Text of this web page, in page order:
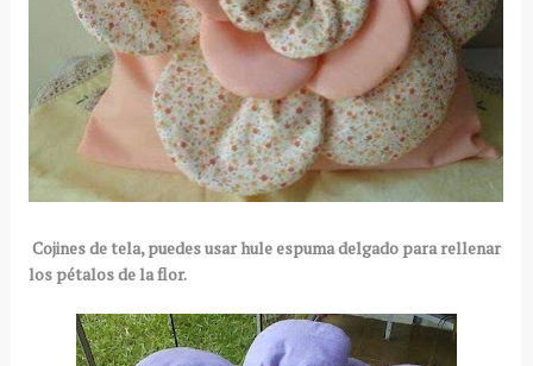
Cojines de tela, puedes usar hule espuma delgado para rellenar
los pétalos de la flor.